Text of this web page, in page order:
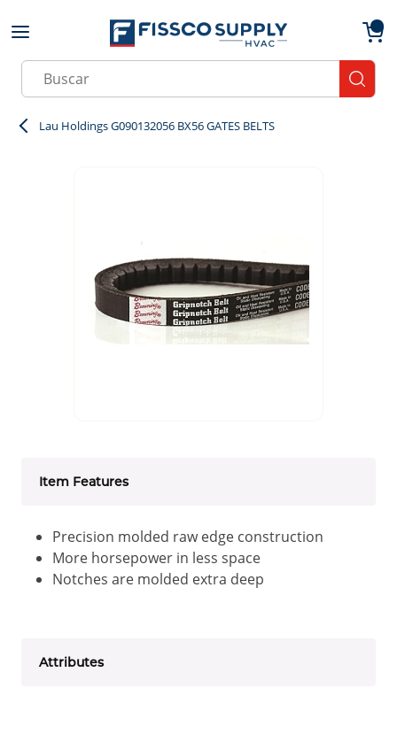
Skip to main content
Site Search
Lau Holdings G090132056 BX56 GATES BELTS
Item Features
Precision molded raw edge construction
More horsepower in less space
Notches are molded extra deep
Attributes